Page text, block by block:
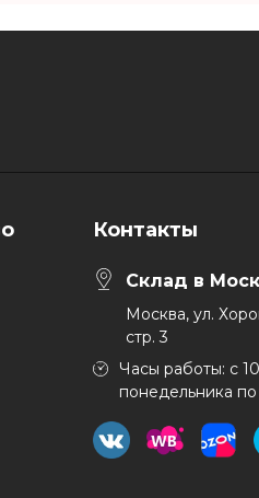
Контакты
Склад в
Москва, ул.
стр. 3
Часы работы: с
понедельника по